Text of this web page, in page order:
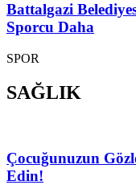
Battalgazi
Sporcu Daha
SPOR
SAĞLIK
Çocuğunuzun
Edin!